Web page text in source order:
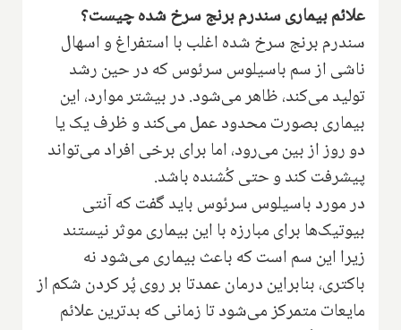
علائم بیماری سندرم برنج سرخ شده چیست؟
سندرم برنج سرخ شده اغلب با استفراغ و اسهال
ناشی از سم باسیلوس سرئوس که در حین رشد
تولید می‌کند، ظاهر می‌شود. در بیشتر موارد، این
بیماری بصورت محدود عمل می‌کند و ظرف یک یا
دو روز از بین می‌رود، اما برای برخی افراد می‌تواند
پیشرفت کند و حتی کُشنده باشد.
در مورد باسیلوس سرئوس باید گفت که آنتی
بیوتیک‌ها برای مبارزه با این بیماری موثر نیستند
زیرا این سم است که باعث بیماری می‌شود نه
باکتری، بنابراین درمان عمدتا بر روی پُر کردن شکم از
مایعات متمرکز می‌شود تا زمانی که بدترین علائم